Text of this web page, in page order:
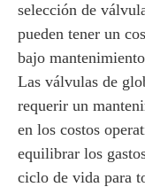
selección de
pueden tener un
bajo
Las válvulas de
requerir un
en los costos
equilibrar los
ciclo de vida para